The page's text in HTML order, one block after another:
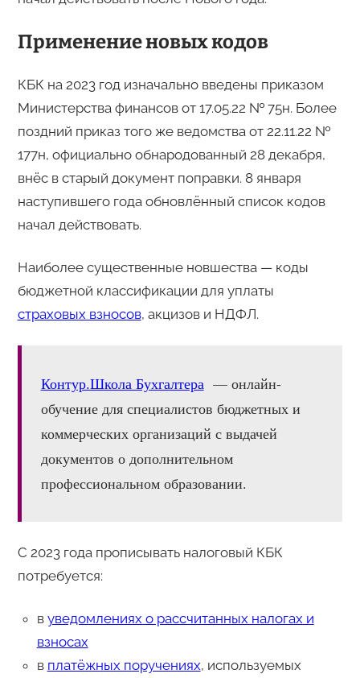
Применение новых кодов
КБК на 2023 год изначально введены приказом
Министерства финансов от 17.05.22 № 75н. Более
поздний приказ того же ведомства от 22.11.22 №
177н, официально обнародованный 28 декабря,
внёс в старый документ поправки. 8 января
наступившего года обновлённый список кодов
начал действовать.
Наиболее существенные новшества — коды
бюджетной классификации для уплаты
страховых взносов, акцизов и НДФЛ.
Контур.Школа Бухгалтера— онлайн-
обучение для специалистов бюджетных и
коммерческих организаций с выдачей
документов о дополнительном
профессиональном образовании.
С 2023 года прописывать налоговый КБК
потребуется:
в уведомлениях о рассчитанных налогах и
взносах
в платёжных поручениях, используемых